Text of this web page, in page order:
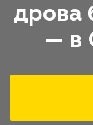
дрова
— в